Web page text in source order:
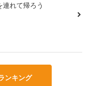
れて帰ろう
ンキング